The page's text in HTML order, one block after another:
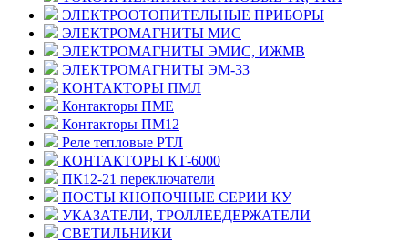
ЭЛЕКТРООТОПИТЕЛЬНЫЕ ПРИБОРЫ
ЭЛЕКТРОМАГНИТЫ МИС
ЭЛЕКТРОМАГНИТЫ ЭМИС, ИЖМВ
ЭЛЕКТРОМАГНИТЫ ЭМ-33
КОНТАКТОРЫ ПМЛ
Контакторы ПМЕ
Контакторы ПМ12
Реле тепловые РТЛ
КОНТАКТОРЫ КТ-6000
ПК12-21 переключатели
ПОСТЫ КНОПОЧНЫЕ СЕРИИ КУ
УКАЗАТЕЛИ, ТРОЛЛЕЕДЕРЖАТЕЛИ
СВЕТИЛЬНИКИ